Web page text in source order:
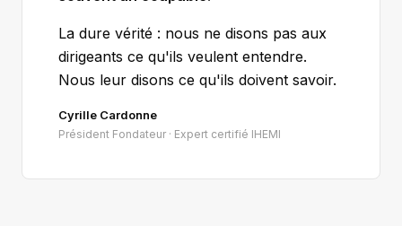
La dure vérité : nous ne disons pas aux
dirigeants ce qu'ils veulent entendre.
Nous leur disons ce qu'ils doivent savoir.
Cyrille Cardonne
Président Fondateur · Expert certifié IHEMI